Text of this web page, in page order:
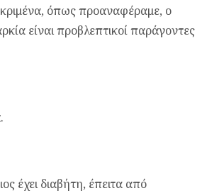
όπως προαναφέραμε, ο
είναι προβλεπτικοί παράγοντες
έχει διαβήτη, έπειτα από